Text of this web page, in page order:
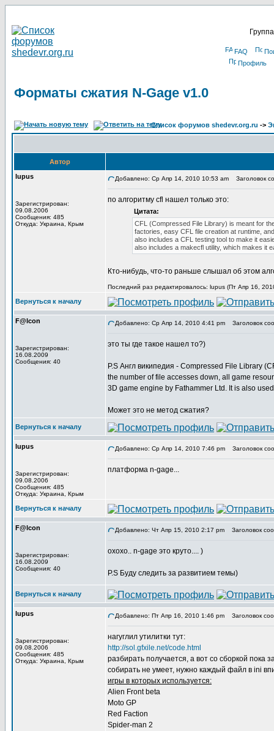
FAQ
Профиль
Форматы сжатия N-Gage v1.0
Список форумов shedevr.org.ru ->
Автор
lupus
Зарегистрирован:
09.08.2006
Сообщения: 485
Откуда: Украина, Крым
Добавлено: Ср Апр 14, 2010 10:53 am Заголовок
по алгоритму cfl нашел только это:
Цитата:
CFL (Compressed File Library) is meant for
factories, easy CFL file creation at runtime,
also includes a CFL testing tool to make it
also includes a makecfl utility, which makes it
Кто-нибудь, что-то раньше слышал об этом
Последний раз редактировалось: lupus (Пт Апр 16,
Вернуться к началу
F@lcon
Зарегистрирован:
16.08.2009
Сообщения: 40
Добавлено: Ср Апр 14, 2010 4:41 pm Заголовок
это ты где такое нашел то?)
P.S Англ википедия - Compressed File Library
the number of file accesses down, all game
3D game engine by Fathammer Ltd. It is also
Может это не метод сжатия?
Вернуться к началу
lupus
Зарегистрирован:
09.08.2006
Сообщения: 485
Откуда: Украина, Крым
Добавлено: Ср Апр 14, 2010 7:46 pm Заголовок
платформа n-gage...
Вернуться к началу
F@lcon
Зарегистрирован:
16.08.2009
Сообщения: 40
Добавлено: Чт Апр 15, 2010 2:17 pm Заголовок
охохо.. n-gage это круто.... )
P.S Буду следить за развитием темы)
Вернуться к началу
lupus
Зарегистрирован:
09.08.2006
Сообщения: 485
Откуда: Украина, Крым
Добавлено: Пт Апр 16, 2010 1:46 pm Заголовок
нагуглил утилитки тут:
http://sol.gfxile.net/code.html
разбирать получается, а вот со сборкой пока
собирать не умеет, нужно каждый файл в ini
игры в которых используется:
Alien Front beta
Moto GP
Red Faction
Spider-man 2